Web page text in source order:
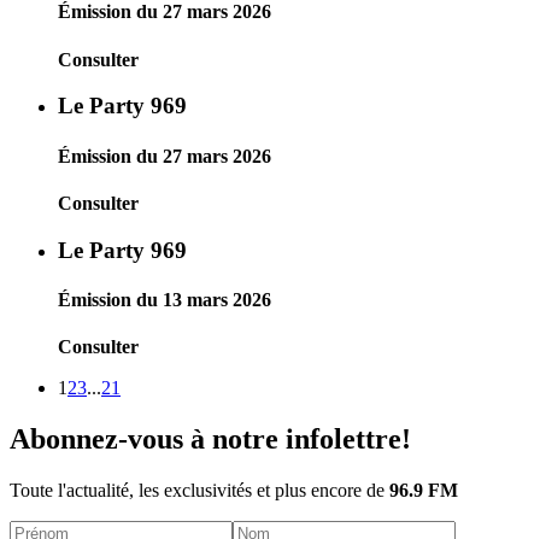
Émission du 27 mars 2026
Consulter
Le Party 969
Émission du 27 mars 2026
Consulter
Le Party 969
Émission du 13 mars 2026
Consulter
1 23...21
Abonnez-vous à notre infolettre!
Toute l'actualité, les exclusivités et plus encore de 96.9 FM